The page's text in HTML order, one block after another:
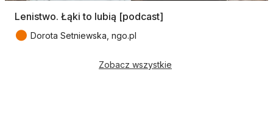
Lenistwo. Łąki to lubią [podcast]
● Dorota Setniewska, ngo.pl
Zobacz wszystkie